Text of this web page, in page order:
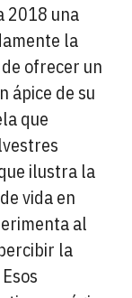
2018 una
la
ofrecer un
ápice de su
que
ilustra la
vida en
al
la